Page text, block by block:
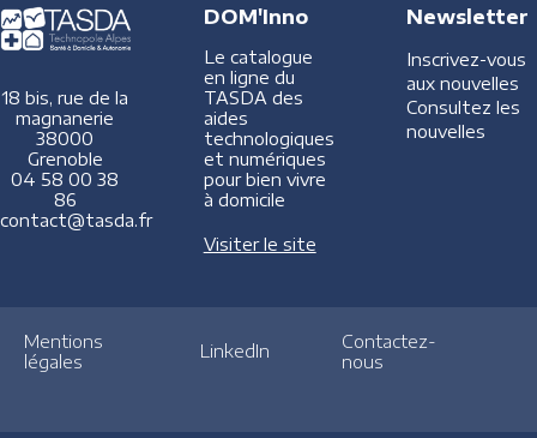
18 bis, rue de la
magnanerie
38000
Grenoble
04 58 00 38
86
contact@tasda.fr
DOM'Inno
Le catalogue
en ligne du
TASDA des
aides
technologiques
et numériques
pour bien vivre
à domicile
Visiter le site
Newsletter
Inscrivez-vous
aux nouvelles
Consultez les
nouvelles
Mentions
légales
LinkedIn
Contactez-
nous